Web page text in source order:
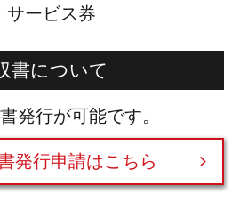
サービス券
書について
発行が可能です。
発行申請はこちら